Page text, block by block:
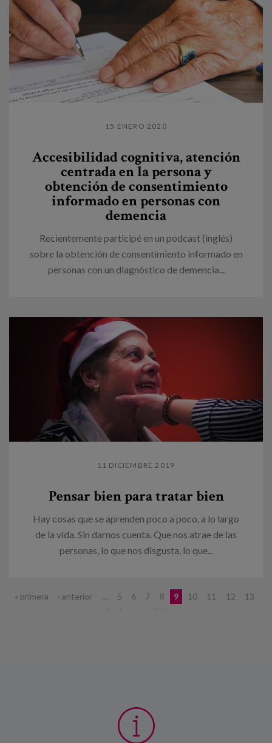
15 ENERO 2020
Accesibilidad cognitiva, atención
centrada en la persona y
obtención de consentimiento
informado en personas con
demencia
Recientemente participé en un podcast (inglés)
sobre la obtención de consentimiento informado en
personas con un diagnóstico de demencia...
11 DICIEMBRE 2019
Pensar bien para tratar bien
Hay cosas que se aprenden poco a poco, a lo largo
de la vida. Sin darnos cuenta. Que nos atrae de las
personas, lo que nos disgusta, lo que...
Páginas
« primera ‹ anterior … 5 6 7 8 9 10 11 12
13
siguiente › última »